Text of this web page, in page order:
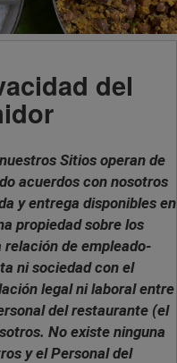
del
Sitios operan de
acuerdos con nosotros
y entrega disponibles en
propiedad sobre los
de empleado-
ni sociedad con el
legal ni laboral entre
del restaurante (el
No existe ninguna
y el Personal del